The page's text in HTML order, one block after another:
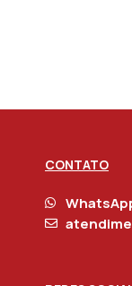
CONTATO